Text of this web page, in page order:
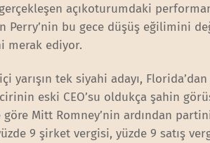
açıkoturumdaki
Perry’nin bu gece düşüş eğilimini
merak ediyor.
yarışın tek siyahi adayı,
eski CEO’su oldukça şahin
Mitt Romney’nin ardından
9 şirket vergisi, yüzde 9 satış